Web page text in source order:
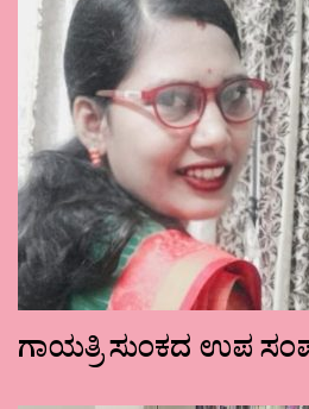
ಗಾಯತ್ರಿ ಸುಂಕದ ಉಪ